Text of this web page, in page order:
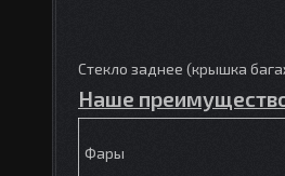
Стекло заднее (крышка
Наше
Фары